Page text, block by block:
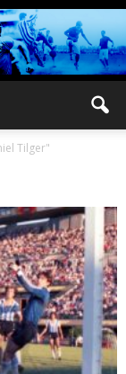
Tilger"